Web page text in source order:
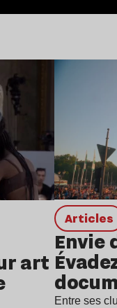
art
Articles
Envie
Entre ses